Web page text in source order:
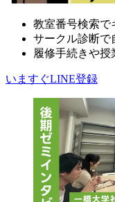
教室番号検索で
サークル診断で
履修手続きや授
いますぐLINE登録